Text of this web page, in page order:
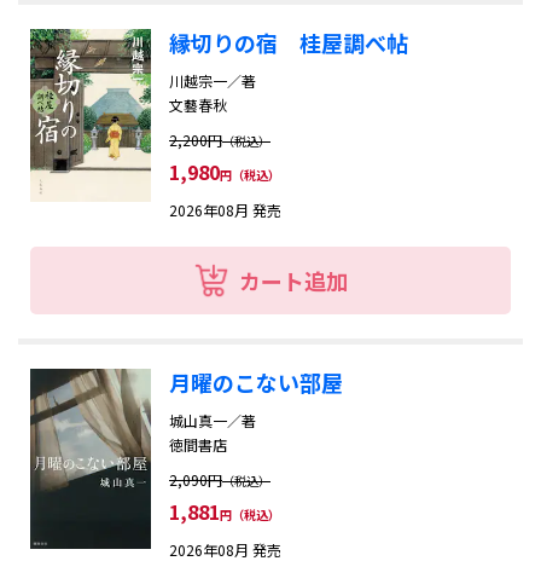
児童
テレビ・タレント・写真集
映画・音楽・サブカルチャー
趣味・娯楽
生活・健康・ダイエット
語学・就職資格
学習参考書
楽譜
縁切りの宿 桂屋調べ帖
川越宗一／著
文藝春秋
2,200円（税込）
1,980円（税込）
2026年08月 発売
カート追加
月曜のこない部屋
城山真一／著
徳間書店
2,090円（税込）
1,881円（税込）
2026年08月 発売